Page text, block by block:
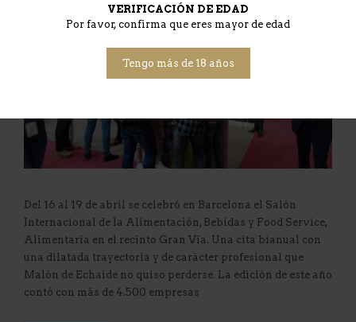
VERIFICACIÓN DE EDAD
Por favor, confirma que eres mayor de edad
Tengo más de 18 años
Del 16 al 19 de abril se celebró en Barcelona el Salón
Internacional de la Alimentación, Bebidas y Food Service,
Alimentaria en el recinto Gran Vía. Una cita bianual con
una dilatada trayectoria y de carácter profesional que
Malón de Echaide no quiso perderse. La edición de este año
contó con más de 4.500 empresas